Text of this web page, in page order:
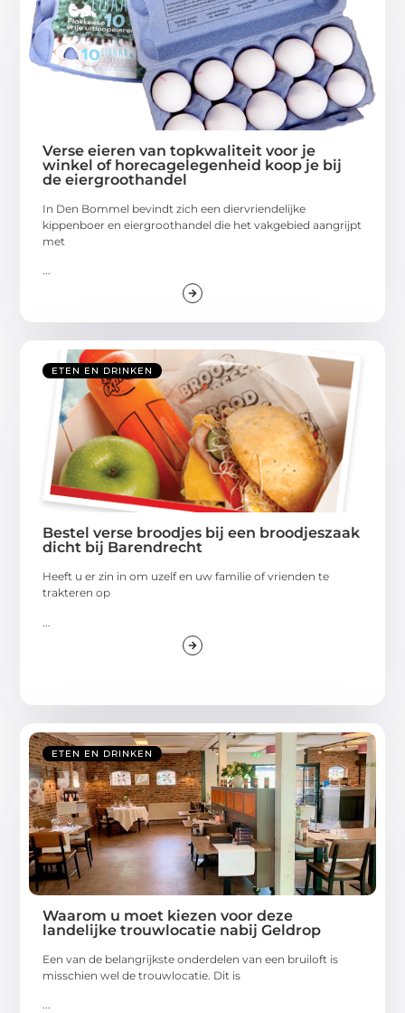
Verse eieren van topkwaliteit voor je
winkel of horecagelegenheid koop je bij
de eiergroothandel
In Den Bommel bevindt zich een diervriendelijke
kippenboer en eiergroothandel die het vakgebied aangrijpt
met
...
ETEN EN DRINKEN
Bestel verse broodjes bij een broodjeszaak
dicht bij Barendrecht
Heeft u er zin in om uzelf en uw familie of vrienden te
trakteren op
ETEN EN DRINKEN
Waarom u moet kiezen voor deze
landelijke trouwlocatie nabij Geldrop
Een van de belangrijkste onderdelen van een bruiloft is
misschien wel de trouwlocatie. Dit is
...